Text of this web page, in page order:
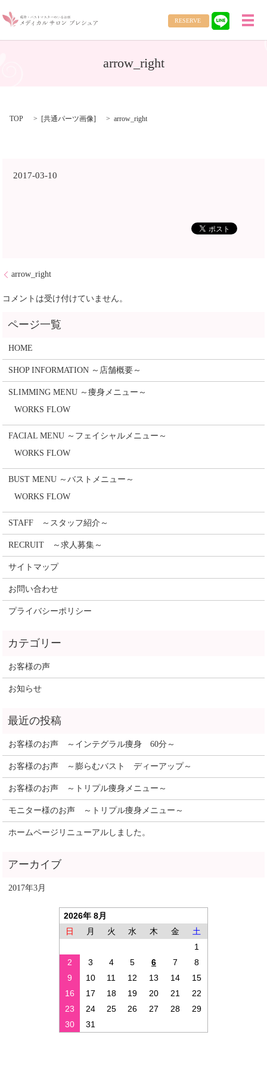
RESERVE メ
arrow_right
TOP [共通パーツ画像] arrow_right
2017-03-10
arrow_right
コメントは受け付けていません。
HOME
SHOP INFORMATION ～店舗概要～
SLIMMING MENU ～痩身メニュー～
WORKS FLOW
FACIAL MENU ～フェイシャルメニュー～
WORKS FLOW
BUST MENU ～バストメニュー～
WORKS FLOW
STAFF ～スタッフ紹介～
RECRUIT ～求人募集～
サイトマップ
お問い合わせ
プライバシーポリシー
お客様の声
お知らせ
お客様のお声 ～インテグラル痩身 60分～
お客様のお声 ～膨らむバスト ディーアップ～
お客様のお声 ～トリプル痩身メニュー～
モニター様のお声 ～トリプル痩身メニュー～
ホームページリニューアルしました。
2017年3月
2026年 8月
日
月 火 水 木 金
土
1
2
3 4 5 6 7
8
9
10 11 12 13 14
15
16
17 18 19 20 21
22
23
24 25 26 27 28
29
30
31